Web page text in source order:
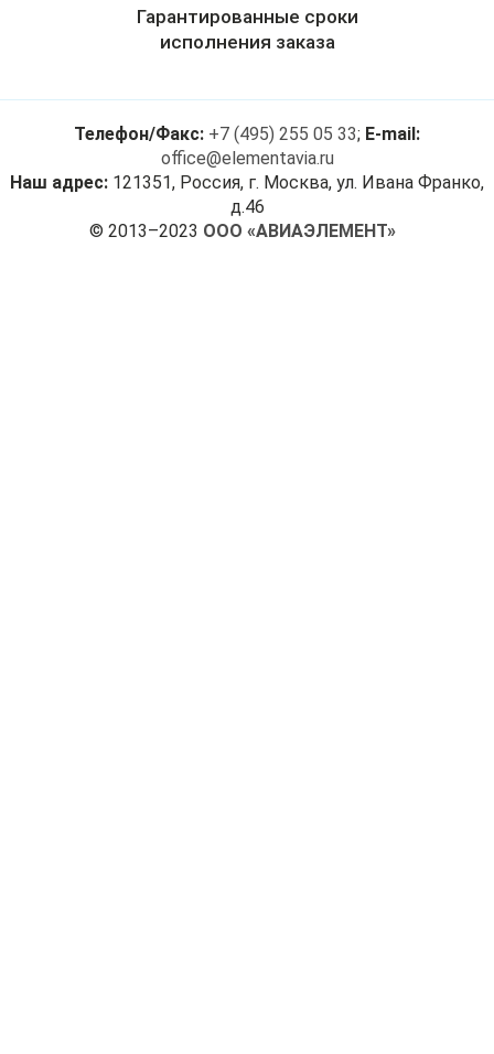
Гарантированные сроки
исполнения заказа
Телефон/Факс: +7 (495) 255 05 33; E-mail:
office@elementavia.ru
Наш адрес: 121351, Россия, г. Москва, ул. Ивана Франко,
д.46
© 2013–2023 ООО «АВИАЭЛЕМЕНТ»